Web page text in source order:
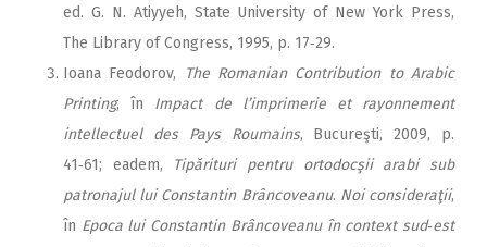
ed. G. N. Atiyyeh, State University of New York Press,
The Library of Congress, 1995, p. 17‑29.
Ioana Feodorov,
The Romanian Contribution to Arabic
Printing, în Impact de l’imprimerie et rayonnement
intellectuel des Pays Roumains, Bucureşti, 2009, p.
41‑61; eadem, Tipărituri pentru ortodocşii arabi sub
patronajul lui Constantin Brâncoveanu. Noi consideraţii,
în Epoca lui Constantin Brâncoveanu în context sud‑est